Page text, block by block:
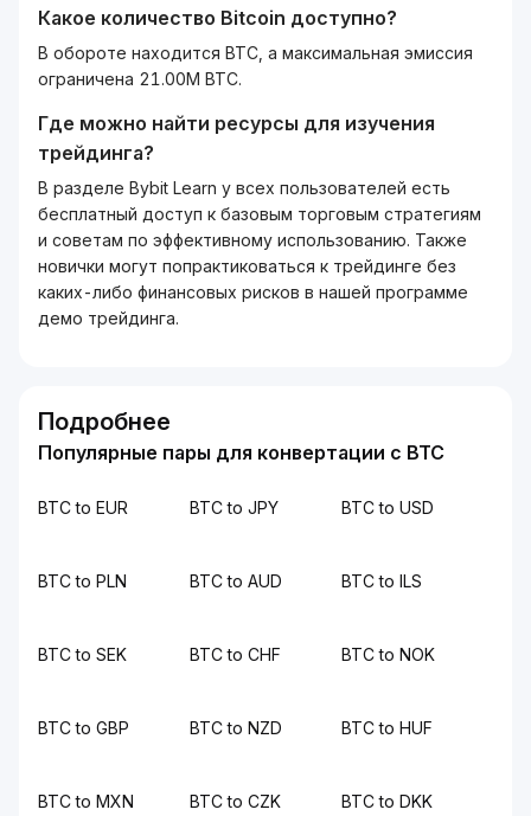
Какое количество Bitcoin доступно?
В обороте находится BTC, а максимальная эмиссия
ограничена 21.00M BTC.
Где можно найти ресурсы для изучения
трейдинга?
В разделе Bybit Learn у всех пользователей есть
бесплатный доступ к базовым торговым стратегиям
и советам по эффективному использованию. Также
новички могут попрактиковаться к трейдинге без
каких-либо финансовых рисков в нашей программе
демо трейдинга.
Подробнее
Популярные пары для конвертации с BTC
BTC to EUR BTC to JPY BTC to USD
BTC to PLN BTC to AUD BTC to ILS
BTC to SEK BTC to CHF BTC to NOK
BTC to GBP BTC to NZD BTC to HUF
BTC to MXN BTC to CZK BTC to DKK